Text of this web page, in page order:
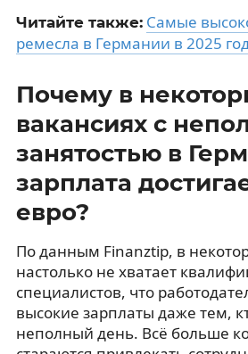
Читайте также: Самые
ремесла в Германии в 2025
Почему в
вакансиях с
занятостью в
зарплата
евро?
По данным Finanztip, в
настолько не хватает
специалистов, что
высокие зарплаты даже тем,
неполный день. Всё больше